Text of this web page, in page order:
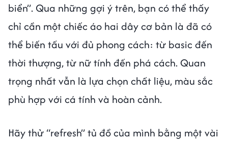
biển”. Qua những gợi ý trên, bạn có thể thấy
chỉ cần một chiếc áo hai dây cơ bản là đã có
thể biến tấu với đủ phong cách: từ basic đến
thời thượng, từ nữ tính đến phá cách. Quan
trọng nhất vẫn là lựa chọn chất liệu, màu sắc
phù hợp với cá tính và hoàn cảnh.
Hãy thử “refresh” tủ đồ của mình bằng một vài